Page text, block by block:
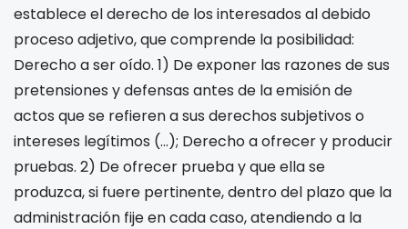
establece el derecho de los interesados al debido
proceso adjetivo, que comprende la posibilidad:
Derecho a ser oído. 1) De exponer las razones de sus
pretensiones y defensas antes de la emisión de
actos que se refieren a sus derechos subjetivos o
intereses legítimos (…); Derecho a ofrecer y producir
pruebas. 2) De ofrecer prueba y que ella se
produzca, si fuere pertinente, dentro del plazo que la
administración fije en cada caso, atendiendo a la